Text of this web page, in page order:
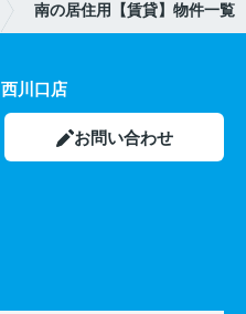
南の居住用【賃貸】物件一覧
川口店
お問い合わせ